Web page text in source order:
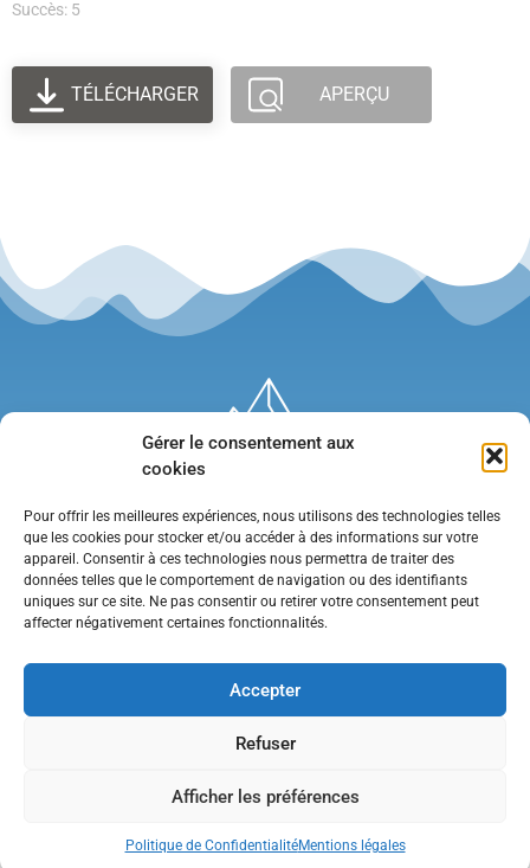
Gérer le consentement aux
cookies
Pour offrir les meilleures expériences, nous utilisons des technologies telles
que les cookies pour stocker et/ou accéder à des informations sur votre
appareil. Consentir à ces technologies nous permettra de traiter des
données telles que le comportement de navigation ou des identifiants
uniques sur ce site. Ne pas consentir ou retirer votre consentement peut
affecter négativement certaines fonctionnalités.
Accepter
Refuser
Afficher les préférences
Politique de ConfidentialitéMentions légales
Succès: 5
TÉLÉCHARGER APERÇU
•Contact